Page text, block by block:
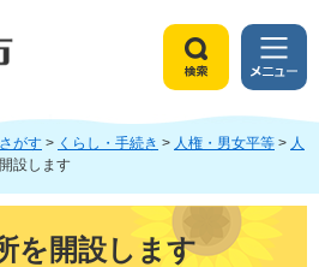
索
メ
ニ
ュ
ー
がす > くらし・手続き > 人権・男女平等 > 人
設します
を開設します